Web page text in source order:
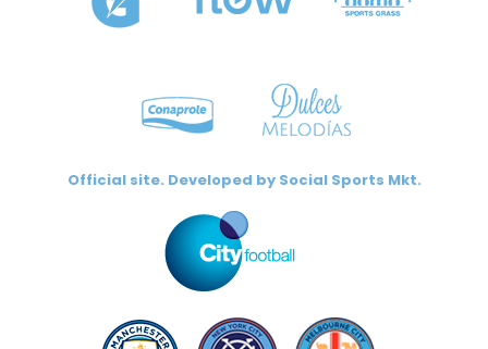
Official site. Developed by Social Sports Mkt.